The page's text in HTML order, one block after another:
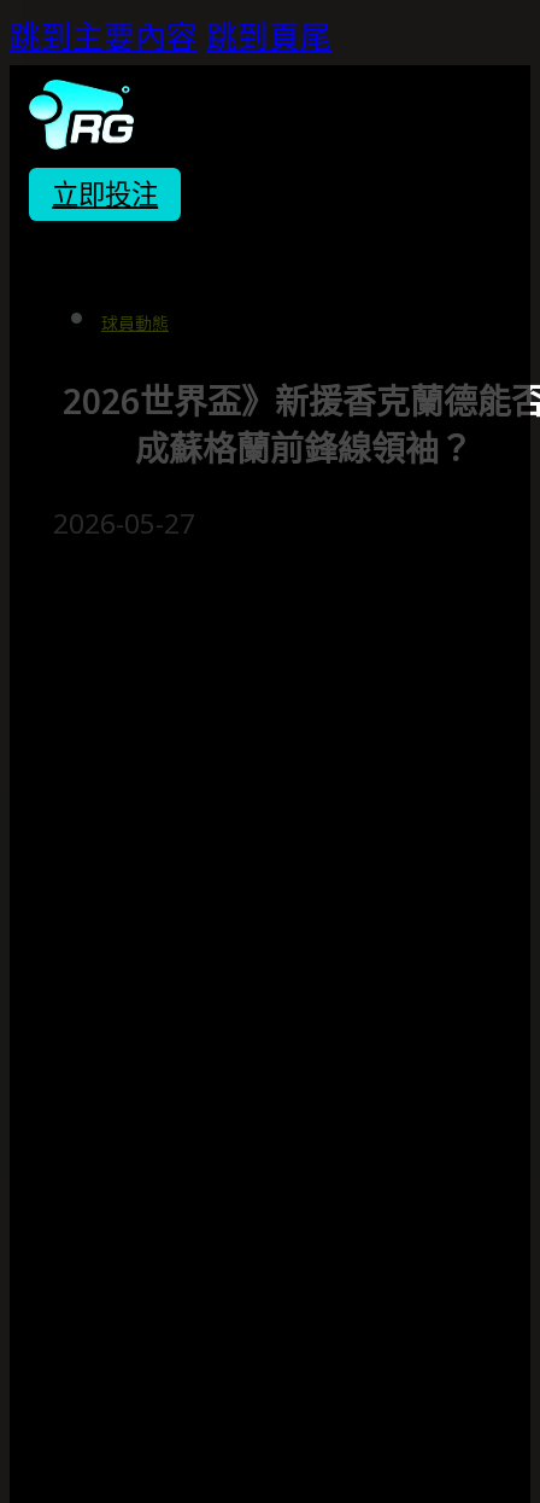
跳到主要內容 跳到頁尾
立即投注
球員動態
2026世界盃》新援香克蘭德能
成蘇格蘭前鋒線領袖？
2026-05-27